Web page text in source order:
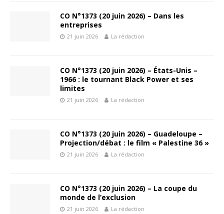
CO N°1373 (20 juin 2026) – Dans les
entreprises
21 juin 2026 La rédaction
CO N°1373 (20 juin 2026) – États-Unis –
1966 : le tournant Black Power et ses
limites
21 juin 2026 La rédaction
CO N°1373 (20 juin 2026) – Guadeloupe –
Projection/débat : le film « Palestine 36 »
21 juin 2026 La rédaction
CO N°1373 (20 juin 2026) – La coupe du
monde de l’exclusion
21 juin 2026 La rédaction